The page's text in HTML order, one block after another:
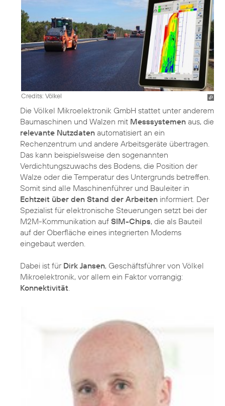
Credits: Völkel
Die Völkel Mikroelektronik GmbH stattet unter anderem
Baumaschinen und Walzen mit Messsystemen aus, die
relevante Nutzdaten automatisiert an ein
Rechenzentrum und andere Arbeitsgeräte übertragen.
Das kann beispielsweise den sogenannten
Verdichtungszuwachs des Bodens, die Position der
Walze oder die Temperatur des Untergrunds betreffen.
Somit sind alle Maschinenführer und Bauleiter in
Echtzeit über den Stand der Arbeiten informiert. Der
Spezialist für elektronische Steuerungen setzt bei der
M2M-Kommunikation auf SIM-Chips, die als Bauteil
auf der Oberfläche eines integrierten Modems
eingebaut werden.
Dabei ist für Dirk Jansen, Geschäftsführer von Völkel
Mikroelektronik, vor allem ein Faktor vorrangig:
Konnektivität.